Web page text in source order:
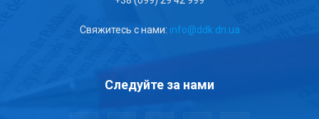
Свяжитесь с нами: info@ddk.dn.ua
Следуйте за нами